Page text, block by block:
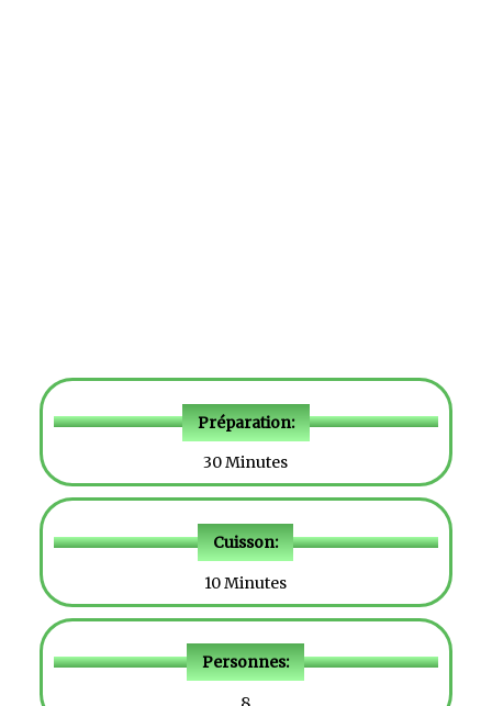
Préparation:
30 Minutes
Cuisson:
10 Minutes
Personnes: